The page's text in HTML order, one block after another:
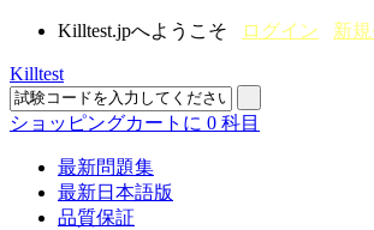
Killtest.jpへようこそ ログイン 新
Killtest
ショッピングカートに 0 科目
最新問題集
最新日本語版
品質保証